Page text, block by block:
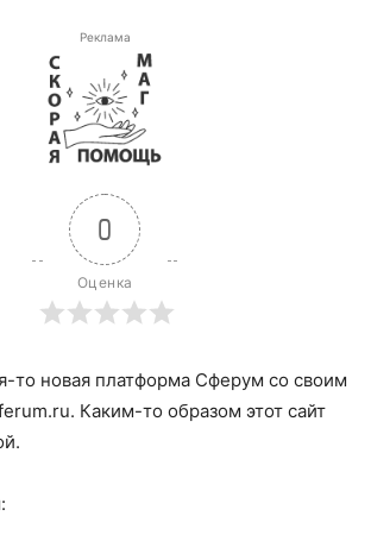
Реклама
0
Оценка
то новая платформа Сферум со своим
Каким-то образом этот сайт